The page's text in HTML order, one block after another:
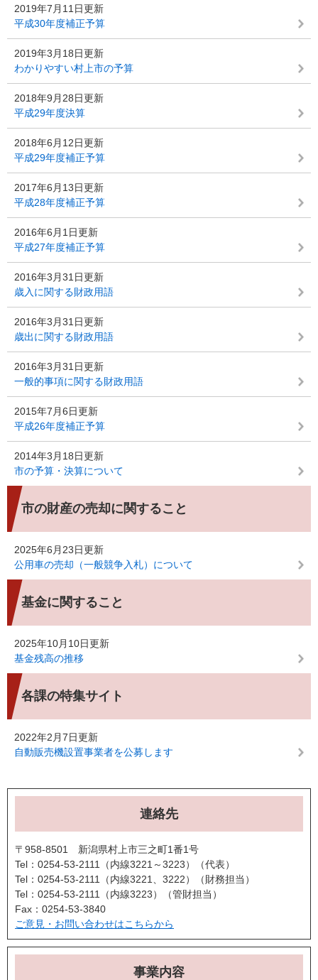
2019年7月11日更新
平成30年度補正予算
2019年3月18日更新
わかりやすい村上市の予算
2018年9月28日更新
平成29年度決算
2018年6月12日更新
平成29年度補正予算
2017年6月13日更新
平成28年度補正予算
2016年6月1日更新
平成27年度補正予算
2016年3月31日更新
歳入に関する財政用語
2016年3月31日更新
歳出に関する財政用語
2016年3月31日更新
一般的事項に関する財政用語
2015年7月6日更新
平成26年度補正予算
2014年3月18日更新
市の予算・決算について
市の財産の売却に関すること
2025年6月23日更新
公用車の売却（一般競争入札）について
基金に関すること
2025年10月10日更新
基金残高の推移
各課の特集サイト
2022年2月7日更新
自動販売機設置事業者を公募します
連絡先
〒958-8501 新潟県村上市三之町1番1号
Tel：0254-53-2111（内線3221～3223）
代表
Tel：0254-53-2111（内線3221、3222）
財務担当
Tel：0254-53-2111（内線3223）
管財担当
Fax：0254-53-3840
ご意見・お問い合わせはこちらから
事業内容